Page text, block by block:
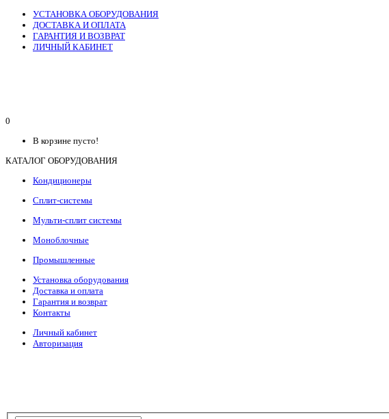
УСТАНОВКА ОБОРУДОВАНИЯ
ДОСТАВКА И ОПЛАТА
ГАРАНТИЯ И ВОЗВРАТ
ЛИЧНЫЙ КАБИНЕТ
0
В корзине пусто!
КАТАЛОГ ОБОРУДОВАНИЯ
Кондиционеры
Сплит-системы
Мульти-сплит системы
Моноблочные
Промышленные
Установка оборудования
Доставка и оплата
Гарантия и возврат
Контакты
Личный кабинет
Авторизация